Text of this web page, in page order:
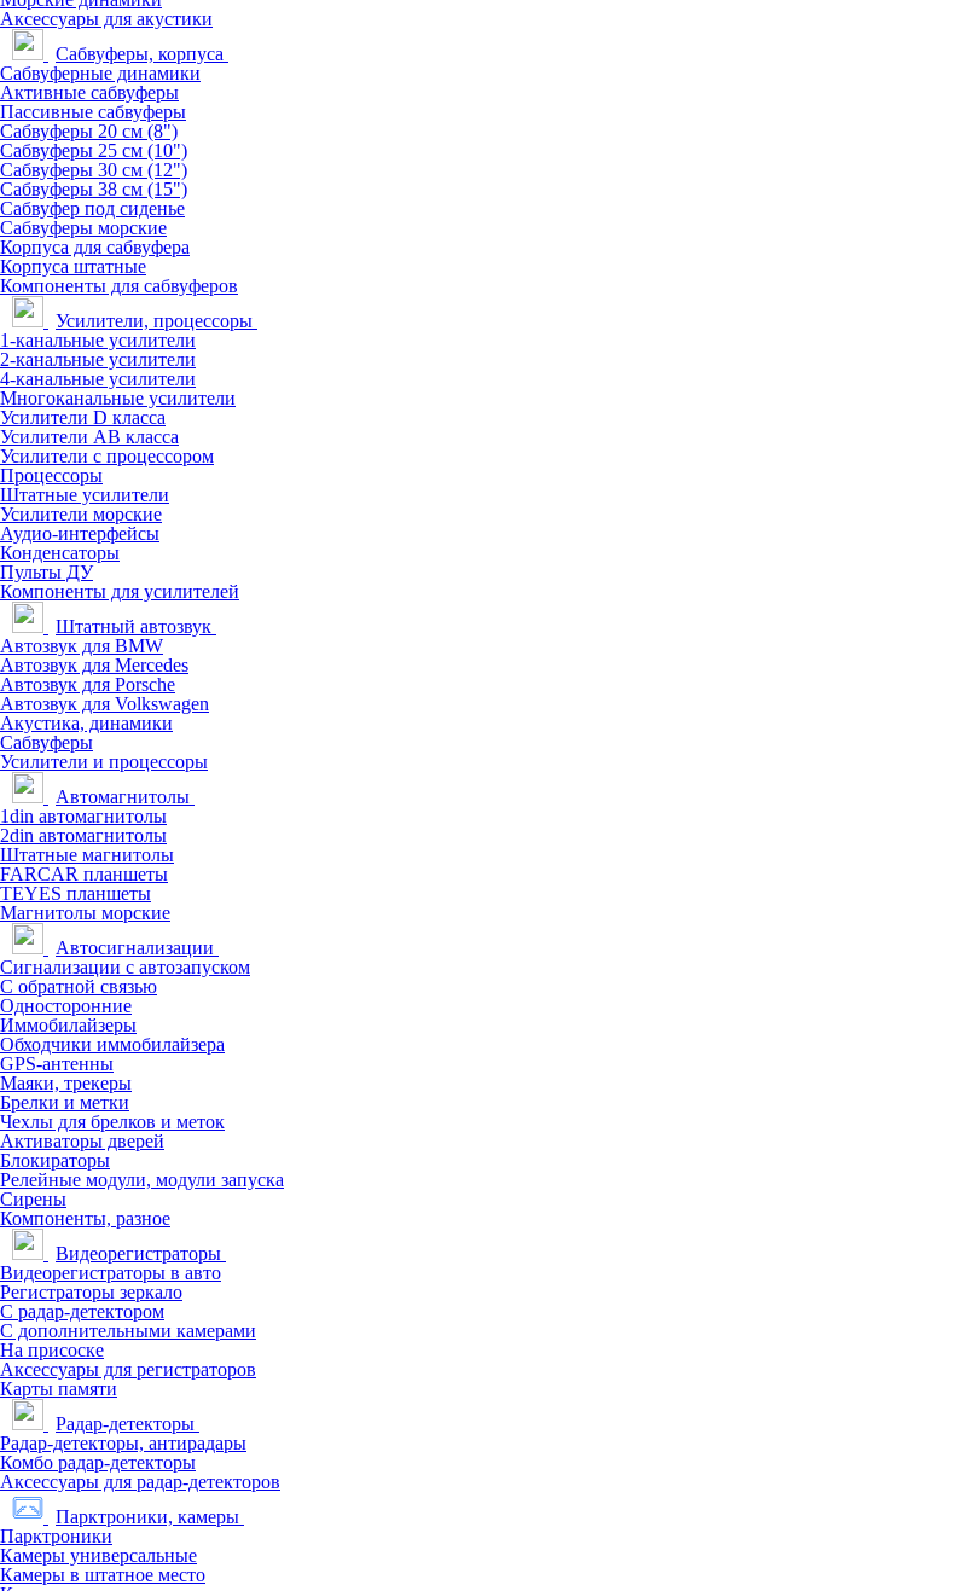
Аксессуары для акустики
Сабвуферы, корпуса
Сабвуферные динамики
Активные сабвуферы
Пассивные сабвуферы
Сабвуферы 20 см (8")
Сабвуферы 25 см (10")
Сабвуферы 30 см (12")
Сабвуферы 38 см (15")
Сабвуфер под сиденье
Сабвуферы морские
Корпуса для сабвуфера
Корпуса штатные
Компоненты для сабвуферов
Усилители, процессоры
1-канальные усилители
2-канальные усилители
4-канальные усилители
Многоканальные усилители
Усилители D класса
Усилители АВ класса
Усилители с процессором
Процессоры
Штатные усилители
Усилители морские
Аудио-интерфейсы
Конденсаторы
Пульты ДУ
Компоненты для усилителей
Штатный автозвук
Автозвук для BMW
Автозвук для Mercedes
Автозвук для Porsche
Автозвук для Volkswagen
Акустика, динамики
Сабвуферы
Усилители и процессоры
Автомагнитолы
1din автомагнитолы
2din автомагнитолы
Штатные магнитолы
FARCAR планшеты
TEYES планшеты
Магнитолы морские
Автосигнализации
Сигнализации с автозапуском
С обратной связью
Односторонние
Иммобилайзеры
Обходчики иммобилайзера
GPS-антенны
Маяки, трекеры
Брелки и метки
Чехлы для брелков и меток
Активаторы дверей
Блокираторы
Релейные модули, модули запуска
Сирены
Компоненты, разное
Видеорегистраторы
Видеорегистраторы в авто
Регистраторы зеркало
С радар-детектором
С дополнительными камерами
На присоске
Аксессуары для регистраторов
Карты памяти
Радар-детекторы
Радар-детекторы, антирадары
Комбо радар-детекторы
Аксессуары для радар-детекторов
Парктроники, камеры
Парктроники
Камеры универсальные
Камеры в штатное место